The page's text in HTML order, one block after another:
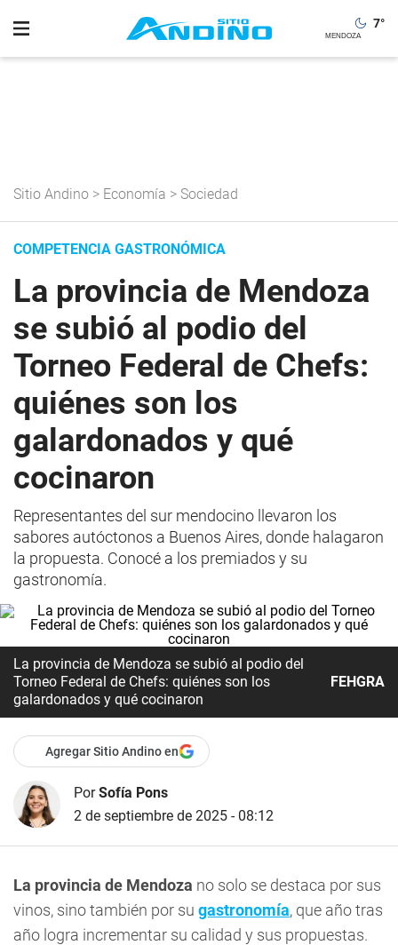
7°
Sitio Andino > Economía > Sociedad
COMPETENCIA GASTRONÓMICA
La provincia de Mendoza
se subió al podio del
Torneo Federal de Chefs:
quiénes son los
galardonados y qué
cocinaron
Representantes del sur mendocino llevaron los
sabores autóctonos a Buenos Aires, donde halagaron
la propuesta. Conocé a los premiados y su
gastronomía.
La provincia de Mendoza se subió al podio del
Torneo Federal de Chefs: quiénes son los
galardonados y qué cocinaron
FEHGRA
Agregar Sitio Andino en
PorSofía Pons
2 de septiembre de 2025 - 08:12
La provincia de Mendoza no solo se destaca por sus
vinos, sino también por su gastronomía, que año tras
año logra incrementar su calidad y sus propuestas.